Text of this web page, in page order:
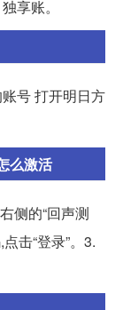
享账。
号 打开明日方
么激活
侧的“回声测
击“登录”。3.